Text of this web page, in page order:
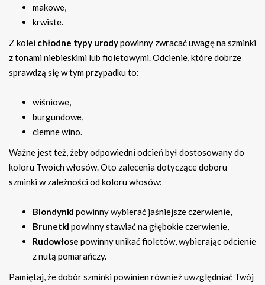
makowe,
krwiste.
Z kolei chłodne typy urodypowinny zwracać uwagę na szminki
z tonami niebieskimi lub fioletowymi. Odcienie, które dobrze
sprawdzą się w tym przypadku to:
wiśniowe,
burgundowe,
ciemne wino.
Ważne jest też, żeby odpowiedni odcień był dostosowany do
koloru Twoich włosów. Oto zalecenia dotyczące doboru
szminki w zależności od koloru włosów:
Blondynkipowinny wybierać jaśniejsze czerwienie,
Brunetkipowinny stawiać na głębokie czerwienie,
Rudowłose powinny unikać fioletów, wybierając odcienie
z nutą pomarańczy.
Pamiętaj, że dobór szminki powinien również uwzględniać Twój